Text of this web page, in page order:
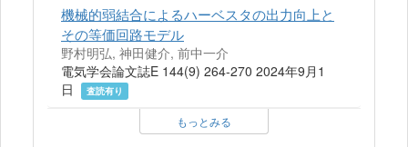
機械的弱結合によるハーベスタの出力向上と
その等価回路モデル
野村明弘, 神田健介, 前中一介
電気学会論文誌E 144(9) 264-270 2024年9月1
日
査読有り
もっとみる